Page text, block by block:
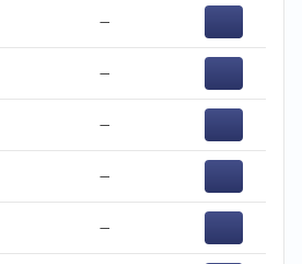
−
−
−
−
−